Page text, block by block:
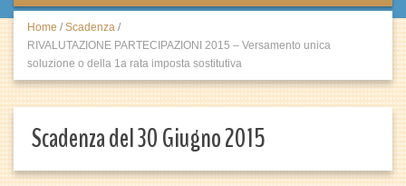
Home / Scadenza /
RIVALUTAZIONE PARTECIPAZIONI 2015 – Versamento unica
soluzione o della 1a rata imposta sostitutiva
Scadenza del 30 Giugno 2015